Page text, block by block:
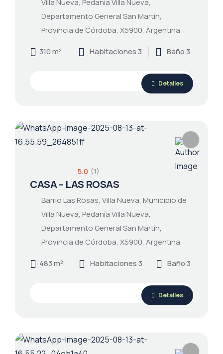
Villa Nueva, Pedanía Villa Nueva,
Departamento General San Martín,
Provincia de Córdoba, X5900, Argentina
310 m² Habitaciones 3 Baño 3
Detalles
5.0 (1)
CASA – LAS ROSAS
Barrio Las Rosas, Villa Nueva, Municipio de
Villa Nueva, Pedanía Villa Nueva,
Departamento General San Martín,
Provincia de Córdoba, X5900, Argentina
483 m² Habitaciones 3 Baño 3
Detalles